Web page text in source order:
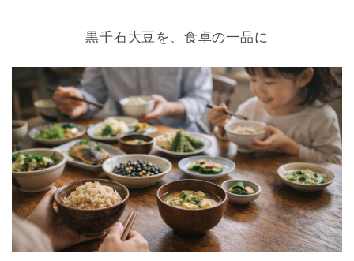
黒千石大豆を、食卓の一品に